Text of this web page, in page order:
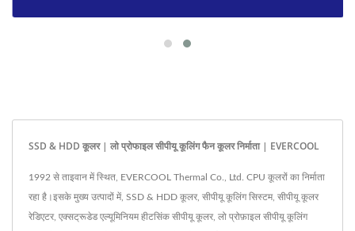
SSD & HDD कूलर | लो प्रोफाइल सीपीयू कूलिंग फैन कूलर निर्माता | EVERCOOL
1992 से ताइवान में स्थित, EVERCOOL Thermal Co., Ltd. CPU कूलरों का निर्माता
रहा है।इसके मुख्य उत्पादों में, SSD & HDD कूलर, सीपीयू कूलिंग सिस्टम, सीपीयू कूलर
रेडिएटर, एक्सट्रूडेड एल्यूमिनियम हीटसिंक सीपीयू कूलर, लो प्रोफ़ाइल सीपीयू कूलिंग